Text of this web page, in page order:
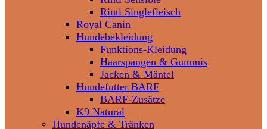
Rinti Singlefleisch
Royal Canin
Hundebekleidung
Funktions-Kleidung
Haarspangen & Gummis
Jacken & Mäntel
Hundefutter BARF
BARF-Zusätze
K9 Natural
Hundenäpfe & Tränken